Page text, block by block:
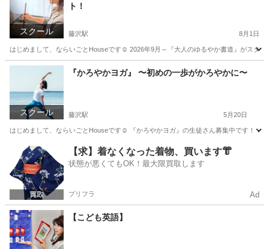
スクール
ト！
藤沢駅 8月1日
はじめまして、ならいごとHouseです☺ 2026年9月～『大人のゆるやか書道』がスタ
神奈川 藤沢市 藤沢駅 日本文化 毛筆
スクール
『かろやかヨガ』 〜初めの一歩がかろやかに〜
藤沢駅 5月20日
はじめまして、ならいごとHouseです☺ 『かろやかヨガ』の生徒さん募集中です！ ↓
神奈川 藤沢駅 ヨガ 股関節
【求】着なくなった着物、買います👘
状態が悪くてもOK！最大限買取します
プリフラ Ad
【こども英語】